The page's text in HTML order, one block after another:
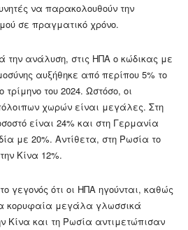
να παρακολουθούν την
σε πραγματικό χρόνο.
την ανάλυση, στις ΗΠΑ ο κώδικας με
αυξήθηκε από περίπου 5% το
τρίμηνο του 2024. Ωστόσο, οι
χωρών είναι μεγάλες. Στη
είναι 24% και στη Γερμανία
με 20%. Αντίθετα, στη Ρωσία το
Κίνα 12%.
γεγονός ότι οι ΗΠΑ ηγούνται, καθώς
κορυφαία μεγάλα γλωσσικά
Κίνα και τη Ρωσία αντιμετώπισαν